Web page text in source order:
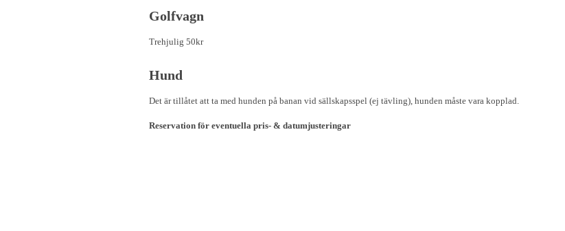
Golfvagn
Trehjulig 50kr
Hund
Det är tillåtet att ta med hunden på banan vid sällskapsspel (ej tävling), hunden måste vara kopplad.
Reservation för eventuella pris- & datumjusteringar